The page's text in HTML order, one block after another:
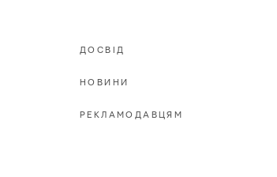
ДОСВІД
НОВИНИ
РЕКЛАМОДАВЦЯМ